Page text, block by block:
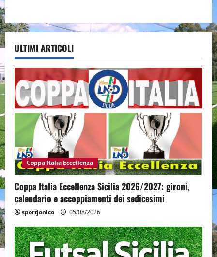
ULTIMI ARTICOLI
Coppa Italia Eccellenza
Coppa Italia Eccellenza Sicilia 2026/2027: gironi,
calendario e accoppiamenti dei sedicesimi
sportjonico 05/08/2026